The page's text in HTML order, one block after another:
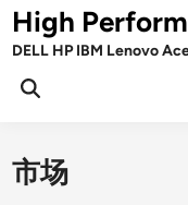
Skip
toHigh
DELL HP IBM Lenovo
Open
市场